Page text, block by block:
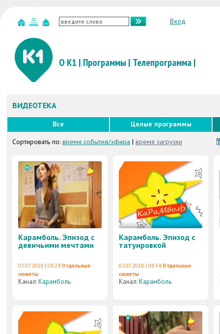
Вход
О К1 | Программы | Телепрограмма|
ВИДЕОТЕКА
Все
Целые программы
Сортировать по: время события/эфира | время загрузки
Карамболь. Эпизод с
девичьими мечтами
03.07.2018 | 08:29 Отдельные
сюжеты
Канал:Карамболь
Карамболь. Эпизод с
татуировкой
02.07.2018 | 08:34 Отдельные
сюжеты
Канал:Карамболь